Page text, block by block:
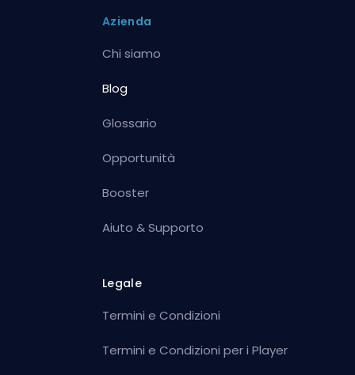
Azienda
Chi siamo
Blog
Glossario
Opportunità
Booster
Aiuto & Supporto
Legale
Termini e Condizioni
Termini e Condizioni per i Player